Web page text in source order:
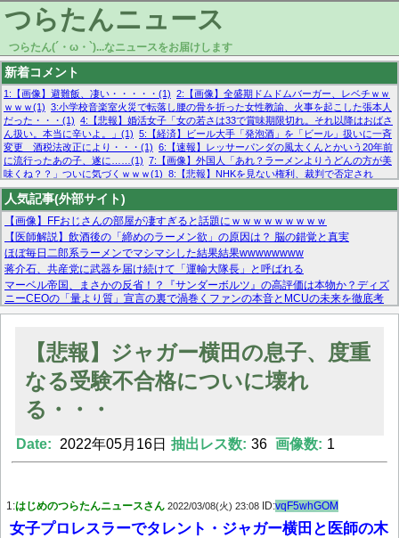
つらたんニュース
つらたん(´・ω・`)...なニュースをお届けします
新着コメント
1:【画像】避難飯、凄い・・・・・(1) 2:【画像】全盛期ドムドムバーガー、レベチｗｗ
ｗｗｗ(1) 3:小学校音楽室火災で転落し腰の骨を折った女性教諭、火事を起こした張本人
だった・・・(1) 4:【悲報】婚活女子「女の若さは33で賞味期限切れ。それ以降はおばさ
ん扱い。本当に辛いよ。」(1) 5:【経済】ビール大手「発泡酒」を「ビール」扱いに一斉
変更 酒税法改正により・・・(1) 6:【速報】レッサーパンダの風太くんとかいう20年前
に流行ったあの子、遂に……(1) 7:【画像】外国人「あれ？ラーメンよりうどんの方が美
味くね？？」ついに気づくｗｗｗ(1) 8:【悲報】NHKを見ない権利、裁判で否定され
る・・・(1) 9:欧州委員長「原発縮小は間違いでした」(1) 10:【悲報】日本企業の人手不
足、限界突破 52%「正社員も足りてません…」(1)
人気記事(外部サイト)
【画像】FFおじさんの部屋が凄すぎると話題にｗｗｗｗｗｗｗｗｗ
【医師解説】飲酒後の「締めのラーメン欲」の原因は？ 脳の錯覚と真実
ほぼ毎日二郎系ラーメンでマシマシした結果結果wwwwwwww
蒋介石、共産党に武器を届け続けて「運輸大隊長」と呼ばれる
マーベル帝国、まさかの反省！？『サンダーボルツ』の高評価は本物か？ディズ
ニーCEOの「量より質」宣言の裏で渦巻くファンの本音とMCUの未来を徹底考
察！
【画像あり】FacebookとかTwitterで拾ったエロ画像貼ってくよ
Powered by livedoor 相互RSS
【悲報】ジャガー横田の息子、度重
なる受験不合格についに壊れ
る・・・
Date: 2022年05月16日 抽出レス数: 36 画像数: 1
1:はじめのつらたんニュースさん 2022/03/08(火) 23:08 ID:vqF5whGOM
女子プロレスラーでタレント・ジャガー横田と医師の木